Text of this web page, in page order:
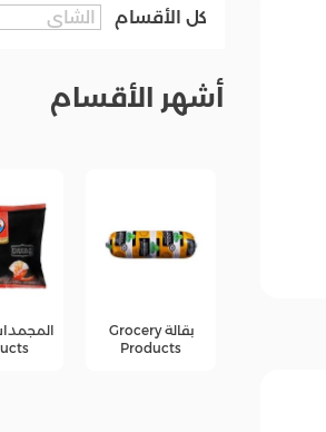
كل الأقسام
أشهر الأقسام
المجمدات Frozen
products
حلويات Candies